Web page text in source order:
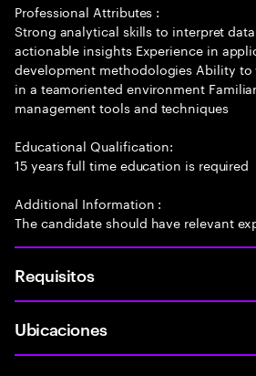
Professional Attributes :
Strong analytical skills to interpret
actionable insights Experience in
development methodologies Ability
in a teamoriented environment
management tools and techniques
Educational Qualification:
15 years full time education is required
Additional Information :
The candidate should have relevant
Requisitos
Ubicaciones